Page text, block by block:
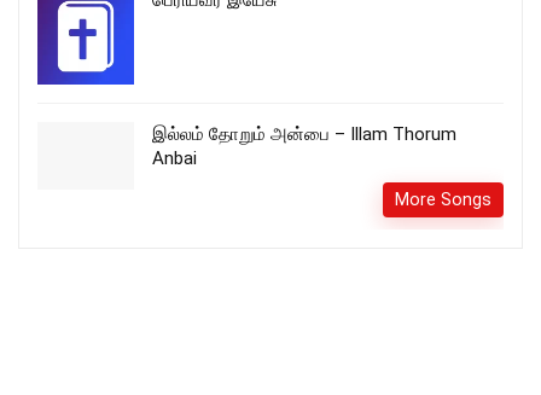
இல்லம் தோறும் அன்பை – Illam Thorum
Anbai
More Songs